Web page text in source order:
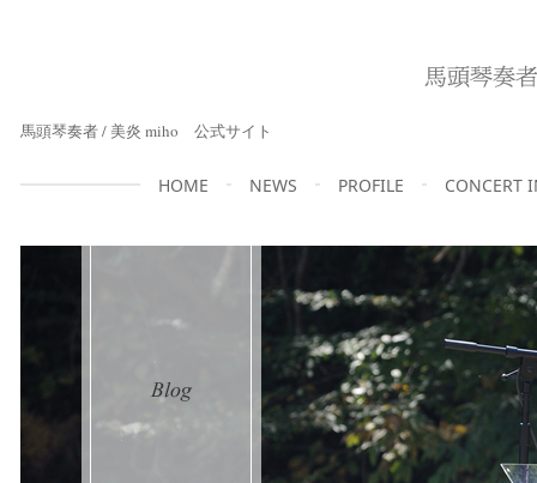
馬頭琴奏者 / 美炎 miho 公式サイト
HOME NEWS PROFILE CONCERT